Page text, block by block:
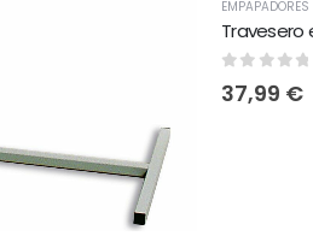
EMPAPADORES
0 out of
37,99 €